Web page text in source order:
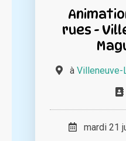
rues -
à Villeneuve-
mardi 21